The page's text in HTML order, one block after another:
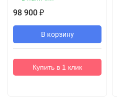
98 900 ₽
В корзину
Купить в 1 клик